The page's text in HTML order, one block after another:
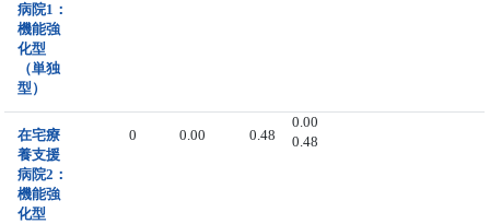
病院1：
機能強
化型
（単独
型）
在宅療
養支援
病院2：
機能強
化型
0 0.00 0.48
0.00
0.48